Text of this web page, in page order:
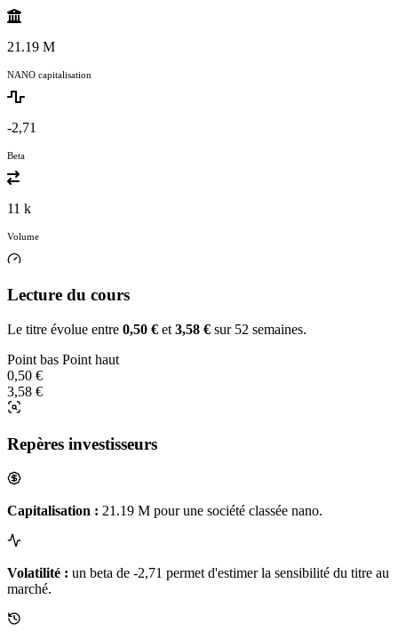
21.19 M
NANO capitalisation
-2,71
Beta
11 k
Volume
Lecture du cours
Le titre évolue entre 0,50 € et 3,58 € sur 52 semaines.
Point bas Point haut
0,50 €
3,58 €
Repères investisseurs
Capitalisation : 21.19 M pour une société classée nano.
Volatilité : un beta de -2,71 permet d'estimer la sensibilité du titre au
marché.